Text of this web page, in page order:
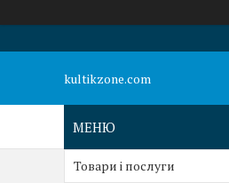
kultikzone.com
Товари і послуги